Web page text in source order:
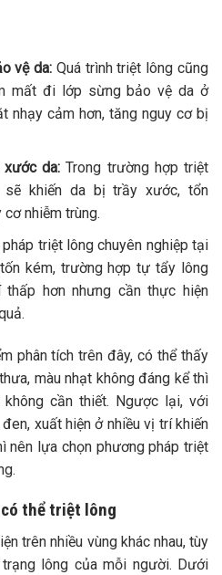
vệ da: Quá trình triệt lông cũng
mất đi lớp sừng bảo vệ da ở
nhạy cảm hơn, tăng nguy cơ bị
xước da: Trong trường hợp triệt
sẽ khiến da bị trầy xước, tổn
nhiễm trùng.
triệt lông chuyên nghiệp tại
kém, trường hợp tự tẩy lông
hơn nhưng cần thực hiện
phân tích trên đây, có thể thấy
màu nhạt không đáng kể thì
cần thiết. Ngược lại, với
xuất hiện ở nhiều vị trí khiến
lựa chọn phương pháp triệt
thể triệt lông
trên nhiều vùng khác nhau, tùy
lông của mỗi người. Dưới